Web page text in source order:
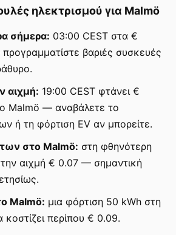
ηλεκτρισμού για Malmö
σήμερα: 03:00 CEST στα €
βαριές συσκευές
αιχμή: 19:00 CEST φτάνει €
Malmö — αναβάλετε το
ή τη φόρτιση EV αν μπορείτε.
στο Malmö: στη φθηνότερη
αιχμή € 0.07 — σημαντική
Malmö: μια φόρτιση 50 kWh στη
περίπου € 0.09.